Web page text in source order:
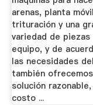
arenas, planta
trituración y una
variedad de piezas
equipo, y de
las necesidades
también
solución razonable,
costo ...